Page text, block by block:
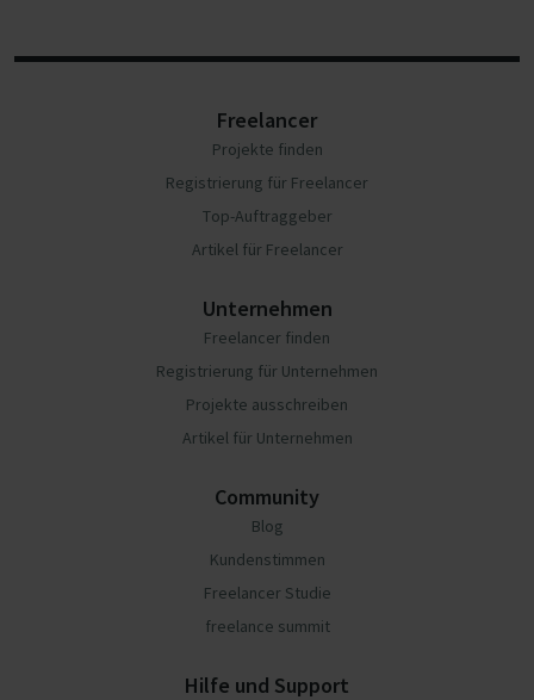
Freelancer
Projekte finden
Registrierung für Freelancer
Top-Auftraggeber
Artikel für Freelancer
Unternehmen
Freelancer finden
Registrierung für Unternehmen
Projekte ausschreiben
Artikel für Unternehmen
Community
Blog
Kundenstimmen
Freelancer Studie
freelance summit
Hilfe und Support